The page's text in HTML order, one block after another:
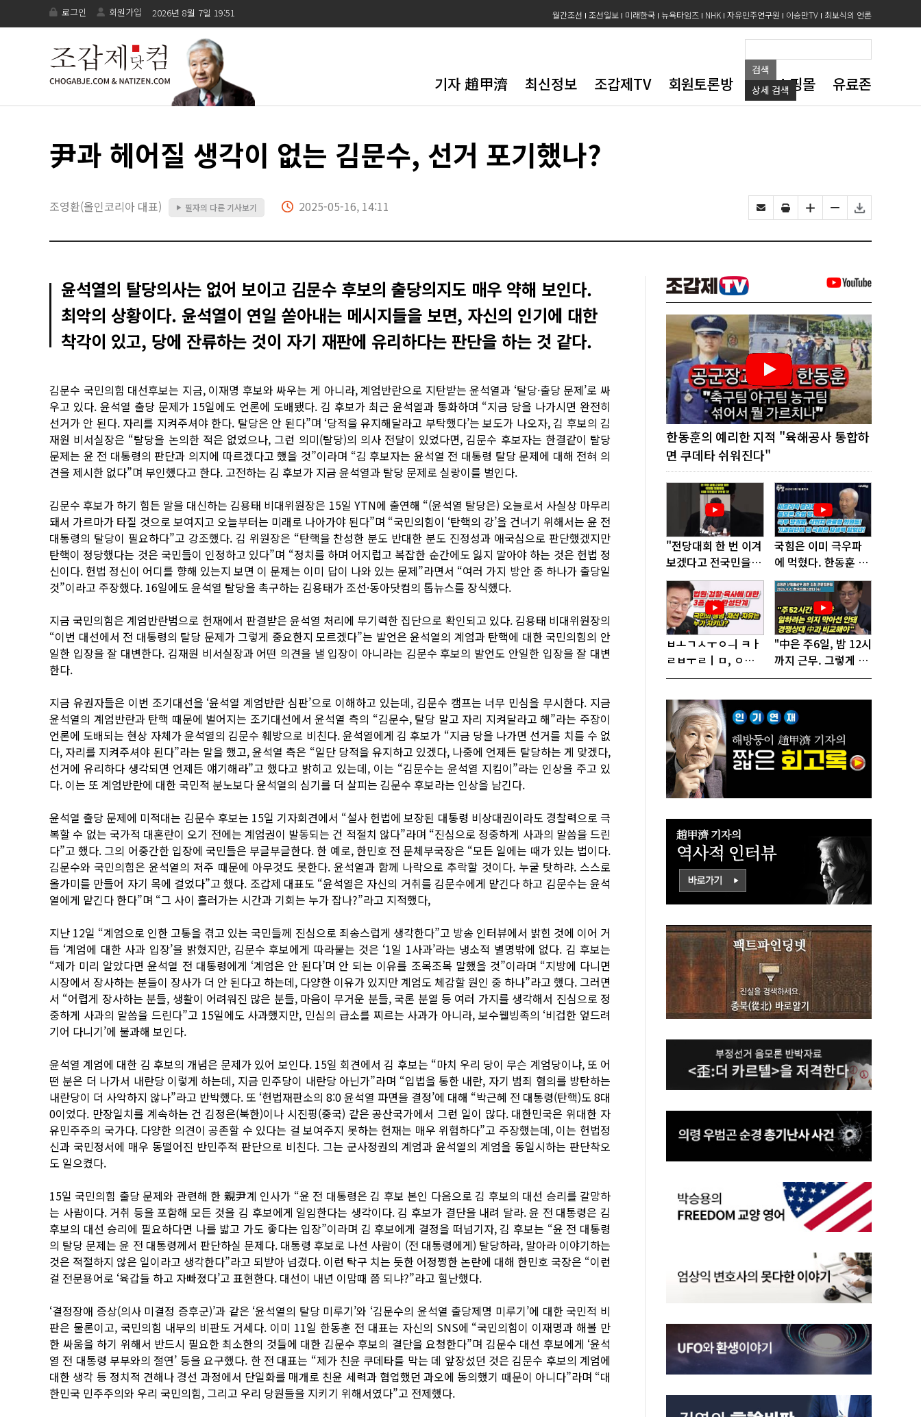
로그인 회원가입 2026년 8월 7일 19:51 월간조선 조선일보 미래한국 뉴욕타임즈 NHK 자유민주연구원 이승만TV 최보식의 언론
검색
상세 검색
기자 趙甲濟 최신정보 조갑제TV 회원토론방 도서쇼핑몰 유료존
尹과 헤어질 생각이 없는 김문수, 선거 포기했나?
조영환(올인코리아 대표) ▶ 필자의 다른 기사보기 2025-05-16, 14:11
윤석열의 탈당의사는 없어 보이고 김문수 후보의 출당의지도 매우 약해 보인다.
최악의 상황이다. 윤석열이 연일 쏟아내는 메시지들을 보면, 자신의 인기에 대한
착각이 있고, 당에 잔류하는 것이 자기 재판에 유리하다는 판단을 하는 것 같다.
김문수 국민의힘 대선후보는 지금, 이재명 후보와 싸우는 게 아니라, 계엄반란으로 지탄받는 윤석열과 ‘탈당·출당 문제’로 싸
우고 있다. 윤석열 출당 문제가 15일에도 언론에 도배됐다. 김 후보가 최근 윤석열과 통화하며 “지금 당을 나가시면 완전히
선거가 안 된다. 자리를 지켜주셔야 한다. 탈당은 안 된다”며 ‘당적을 유지해달라고 부탁했다’는 보도가 나오자, 김 후보의 김
재원 비서실장은 “탈당을 논의한 적은 없었으나, 그런 의미(탈당)의 의사 전달이 있었다면, 김문수 후보자는 한결같이 탈당
문제는 윤 전 대통령의 판단과 의지에 따르겠다고 했을 것”이라며 “김 후보자는 윤석열 전 대통령 탈당 문제에 대해 전혀 의
견을 제시한 없다”며 부인했다고 한다. 고전하는 김 후보가 지금 윤석열과 탈당 문제로 실랑이를 벌인다.
김문수 후보가 하기 힘든 말을 대신하는 김용태 비대위원장은 15일 YTN에 출연해 “(윤석열 탈당은) 오늘로서 사실상 마무리
돼서 가르마가 타질 것으로 보여지고 오늘부터는 미래로 나아가야 된다”며 “국민의힘이 ‘탄핵의 강’을 건너기 위해서는 윤 전
대통령의 탈당이 필요하다”고 강조했다. 김 위원장은 “탄핵을 찬성한 분도 반대한 분도 진정성과 애국심으로 판단했겠지만
탄핵이 정당했다는 것은 국민들이 인정하고 있다”며 “정치를 하며 어지럽고 복잡한 순간에도 잃지 말아야 하는 것은 헌법 정
신이다. 헌법 정신이 어디를 향해 있는지 보면 이 문제는 이미 답이 나와 있는 문제”라면서 “여러 가지 방안 중 하나가 출당일
것”이라고 주장했다. 16일에도 윤석열 탈당을 촉구하는 김용태가 조선·동아닷컴의 톱뉴스를 장식했다.
지금 국민의힘은 계엄반란범으로 헌재에서 판결받은 윤석열 처리에 무기력한 집단으로 확인되고 있다. 김용태 비대위원장의
“이번 대선에서 전 대통령의 탈당 문제가 그렇게 중요한지 모르겠다”는 발언은 윤석열의 계엄과 탄핵에 대한 국민의힘의 안
일한 입장을 잘 대변한다. 김재원 비서실장과 어떤 의견을 낼 입장이 아니라는 김문수 후보의 발언도 안일한 입장을 잘 대변
한다.
지금 유권자들은 이번 조기대선을 ‘윤석열 계엄반란 심판’으로 이해하고 있는데, 김문수 캠프는 너무 민심을 무시한다. 지금
윤석열의 계엄반란과 탄핵 때문에 벌어지는 조기대선에서 윤석열 측의 “김문수, 탈당 말고 자리 지켜달라고 해”라는 주장이
언론에 도배되는 현상 자체가 윤석열의 김문수 훼방으로 비친다. 윤석열에게 김 후보가 “지금 당을 나가면 선거를 치를 수 없
다, 자리를 지켜주셔야 된다”라는 말을 했고, 윤석열 측은 “일단 당적을 유지하고 있겠다, 나중에 언제든 탈당하는 게 맞겠다,
선거에 유리하다 생각되면 언제든 얘기해라”고 했다고 밝히고 있는데, 이는 “김문수는 윤석열 지킴이”라는 인상을 주고 있
다. 이는 또 계엄반란에 대한 국민적 분노보다 윤석열의 심기를 더 살피는 김문수 후보라는 인상을 남긴다.
윤석열 출당 문제에 미적대는 김문수 후보는 15일 기자회견에서 “설사 헌법에 보장된 대통령 비상대권이라도 경찰력으로 극
복할 수 없는 국가적 대혼란이 오기 전에는 계엄권이 발동되는 건 적절치 않다”라며 “진심으로 정중하게 사과의 말씀을 드린
다”고 했다. 그의 어중간한 입장에 국민들은 부글부글한다. 한 예로, 한민호 전 문체부국장은 “모든 일에는 때가 있는 법이다.
김문수와 국민의힘은 윤석열의 저주 때문에 아무것도 못한다. 윤석열과 함께 나락으로 추락할 것이다. 누굴 탓하랴. 스스로
올가미를 만들어 자기 목에 걸었다”고 했다. 조갑제 대표도 “윤석열은 자신의 거취를 김문수에게 맡긴다 하고 김문수는 윤석
열에게 맡긴다 한다”며 “그 사이 흘러가는 시간과 기회는 누가 잡나?”라고 지적했다,
지난 12일 “계엄으로 인한 고통을 겪고 있는 국민들께 진심으로 죄송스럽게 생각한다”고 방송 인터뷰에서 밝힌 것에 이어 거
듭 ‘계엄에 대한 사과 입장’을 밝혔지만, 김문수 후보에게 따라붙는 것은 ‘1일 1사과’라는 냉소적 별명밖에 없다. 김 후보는
“제가 미리 알았다면 윤석열 전 대통령에게 ‘계엄은 안 된다’며 안 되는 이유를 조목조목 말했을 것”이라며 “지방에 다니면
시장에서 장사하는 분들이 장사가 더 안 된다고 하는데, 다양한 이유가 있지만 계엄도 체감할 원인 중 하나”라고 했다. 그러면
서 “어렵게 장사하는 분들, 생활이 어려워진 많은 분들, 마음이 무거운 분들, 국론 분열 등 여러 가지를 생각해서 진심으로 정
중하게 사과의 말씀을 드린다”고 15일에도 사과했지만, 민심의 급소를 찌르는 사과가 아니라, 보수웰빙족의 ‘비겁한 엎드려
기어 다니기’에 불과해 보인다.
윤석열 계엄에 대한 김 후보의 개념은 문제가 있어 보인다. 15일 회견에서 김 후보는 “마치 우리 당이 무슨 계엄당이냐, 또 어
떤 분은 더 나가서 내란당 이렇게 하는데, 지금 민주당이 내란당 아닌가”라며 “입법을 통한 내란, 자기 범죄 혐의를 방탄하는
내란당이 더 사악하지 않나”라고 반박했다. 또 ‘헌법재판소의 8:0 윤석열 파면을 결정’에 대해 “박근혜 전 대통령(탄핵)도 8대
0이었다. 만장일치를 계속하는 건 김정은(북한)이나 시진핑(중국) 같은 공산국가에서 그런 일이 많다. 대한민국은 위대한 자
유민주주의 국가다. 다양한 의견이 공존할 수 있다는 걸 보여주지 못하는 헌재는 매우 위험하다”고 주장했는데, 이는 헌법정
신과 국민정서에 매우 동떨어진 반민주적 판단으로 비친다. 그는 군사정권의 계엄과 윤석열의 계엄을 동일시하는 판단착오
도 일으켰다.
15일 국민의힘 출당 문제와 관련해 한 親尹계 인사가 “윤 전 대통령은 김 후보 본인 다음으로 김 후보의 대선 승리를 갈망하
는 사람이다. 거취 등을 포함해 모든 것을 김 후보에게 일임한다는 생각이다. 김 후보가 결단을 내려 달라. 윤 전 대통령은 김
후보의 대선 승리에 필요하다면 나를 밟고 가도 좋다는 입장”이라며 김 후보에게 결정을 떠넘기자, 김 후보는 “윤 전 대통령
의 탈당 문제는 윤 전 대통령께서 판단하실 문제다. 대통령 후보로 나선 사람이 (전 대통령에게) 탈당하라, 말아라 이야기하는
것은 적절하지 않은 일이라고 생각한다”라고 되받아 넘겼다. 이런 탁구 치는 듯한 어정쩡한 논란에 대해 한민호 국장은 “이런
걸 전문용어로 ‘육갑들 하고 자빠졌다’고 표현한다. 대선이 내년 이맘때 쯤 되냐?”라고 힐난했다.
‘결정장애 증상(의사 미결정 증후군)’과 같은 ‘윤석열의 탈당 미루기’와 ‘김문수의 윤석열 출당제명 미루기’에 대한 국민적 비
판은 물론이고, 국민의힘 내부의 비판도 거세다. 이미 11일 한동훈 전 대표는 자신의 SNS에 “국민의힘이 이재명과 해볼 만
한 싸움을 하기 위해서 반드시 필요한 최소한의 것들에 대한 김문수 후보의 결단을 요청한다”며 김문수 대선 후보에게 ‘윤석
열 전 대통령 부부와의 절연’ 등을 요구했다. 한 전 대표는 “제가 친윤 쿠데타를 막는 데 앞장섰던 것은 김문수 후보의 계엄에
대한 생각 등 정치적 견해나 경선 과정에서 단일화를 매개로 친윤 세력과 협업했던 과오에 동의했기 때문이 아니다”라며 “대
한민국 민주주의와 우리 국민의힘, 그리고 우리 당원들을 지키기 위해서였다”고 전제했다.
한동훈의 예리한 지적 "육해공사 통합하
면 쿠데타 쉬워진다"
"전당대회 한 번 이겨
보겠다고 전국민을
'지옥문'으로 밀어!"
국힘은 이미 극우파
에 먹혔다. 한동훈 창
당이 답!
ㅂㅗㄱㅅㅜㅇㅢ ㅋㅏ
ㄹㅂㅜㄹㅣㅁ, ㅇㅙ
ㄱㅜㄱㅁㅣㄴㄷㅡㄹ
ㅎㅏㄴㅏ?
"中은 주6일, 밤 12시
까지 근무. 그렇게 일
해서 어떻게 경쟁하